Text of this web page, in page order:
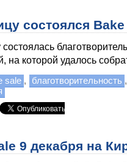
состоялся
состоялась
на которой удалось
sale , благотворительность ,
9 декабря на